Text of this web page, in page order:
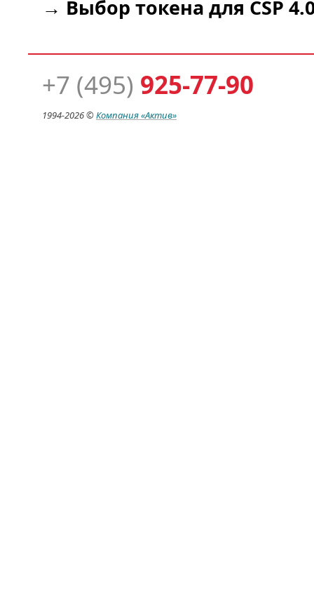
→ Выбор токена для CSP
+7 (495) 925-77-90
1994-2026 ©Компания«Актив»